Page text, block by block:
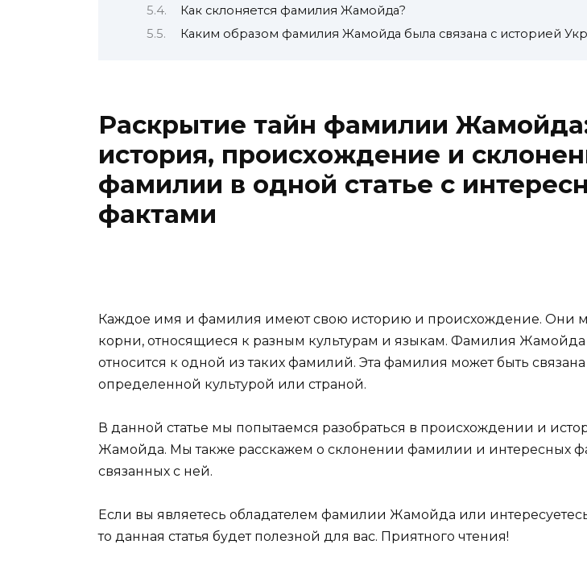
Как склоняется фамилия Жамойда?
Каким образом фамилия Жамойда была связана с историей
Раскрытие тайн фамилии
история, происхождение и
фамилии в одной статье с
фактами
Каждое имя и фамилия имеют свою историю и происхождение. Они
корни, относящиеся к разным культурам и языкам. Фамилия Жамойда
относится к одной из таких фамилий. Эта фамилия может быть связана
определенной культурой или страной.
В данной статье мы попытаемся разобраться в происхождении и
Жамойда. Мы также расскажем о склонении фамилии и интересных
связанных с ней.
Если вы являетесь обладателем фамилии Жамойда или
то данная статья будет полезной для вас. Приятного чтения!